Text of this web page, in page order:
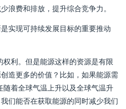
浪费和排放，提升综合竞争力。
实现可持续发展目标的重要推动
权利。但是能源这样的资源是有限
造更多的价值？比如，如果能源需
随着全球气温上升以及全球气温升
们能否在获取能源的同时减少我们